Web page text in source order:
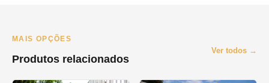
MAIS OPÇÕES
Produtos relacionados
Ver todos →